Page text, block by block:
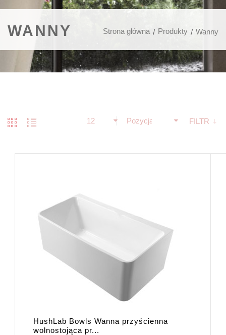
WANNY Strona główna Produkty Wanny
Pozycja FILTR
12
HushLab Bowls Wanna przyścienna
wolnostojąca pr...